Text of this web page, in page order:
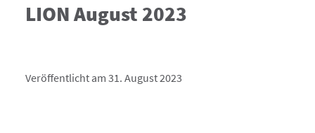
LION August 2023
Veröffentlicht am 31. August 2023